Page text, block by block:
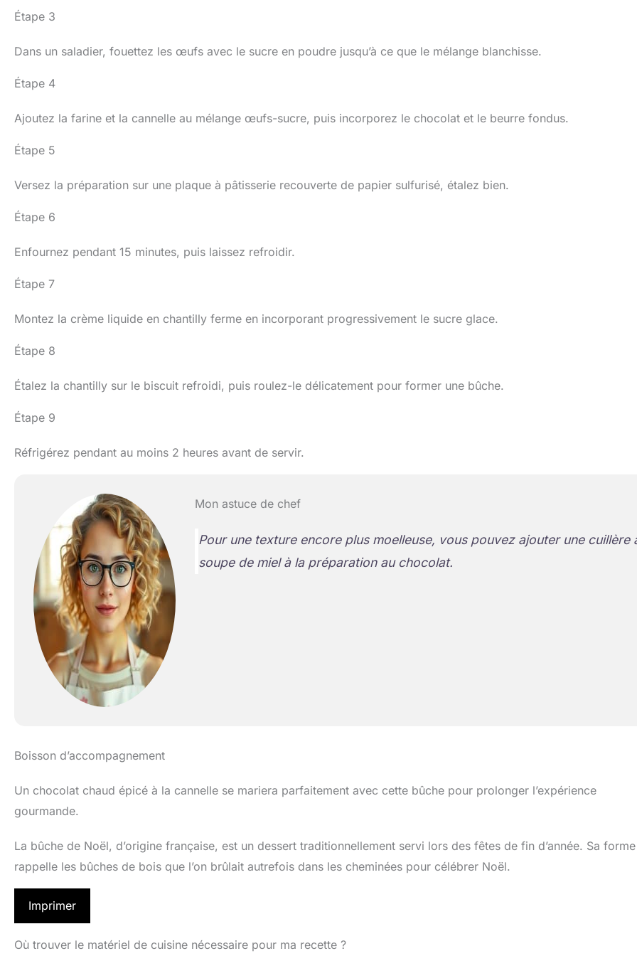
Étape 3
Dans un saladier, fouettez les œufs avec le sucre en poudre jusqu’à ce que le mélange blanchisse.
Étape 4
Ajoutez la farine et la cannelle au mélange œufs-sucre, puis incorporez le chocolat et le beurre fondus.
Étape 5
Versez la préparation sur une plaque à pâtisserie recouverte de papier sulfurisé, étalez bien.
Étape 6
Enfournez pendant 15 minutes, puis laissez refroidir.
Étape 7
Montez la crème liquide en chantilly ferme en incorporant progressivement le sucre glace.
Étape 8
Étalez la chantilly sur le biscuit refroidi, puis roulez-le délicatement pour former une bûche.
Étape 9
Réfrigérez pendant au moins 2 heures avant de servir.
Mon astuce de chef
Pour une texture encore plus moelleuse, vous pouvez ajouter une cuillère
soupe de miel à la préparation au chocolat.
Boisson d’accompagnement
Un chocolat chaud épicé à la cannelle se mariera parfaitement avec cette bûche pour prolonger l’expérience
gourmande.
La bûche de Noël, d’origine française, est un dessert traditionnellement servi lors des fêtes de fin d’année. Sa forme
rappelle les bûches de bois que l’on brûlait autrefois dans les cheminées pour célébrer Noël.
Imprimer
Où trouver le matériel de cuisine nécessaire pour ma recette ?